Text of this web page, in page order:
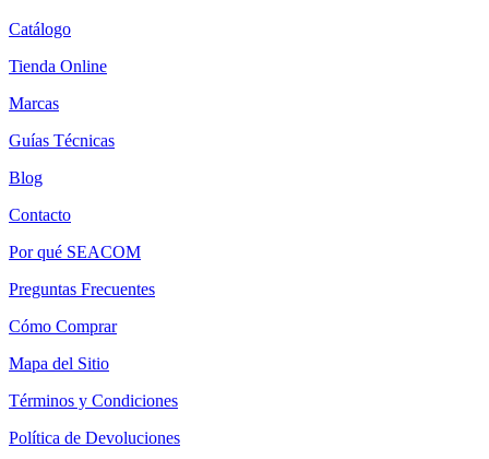
Catálogo
Tienda Online
Marcas
Guías Técnicas
Blog
Contacto
Por qué SEACOM
Preguntas Frecuentes
Cómo Comprar
Mapa del Sitio
Términos y Condiciones
Política de Devoluciones